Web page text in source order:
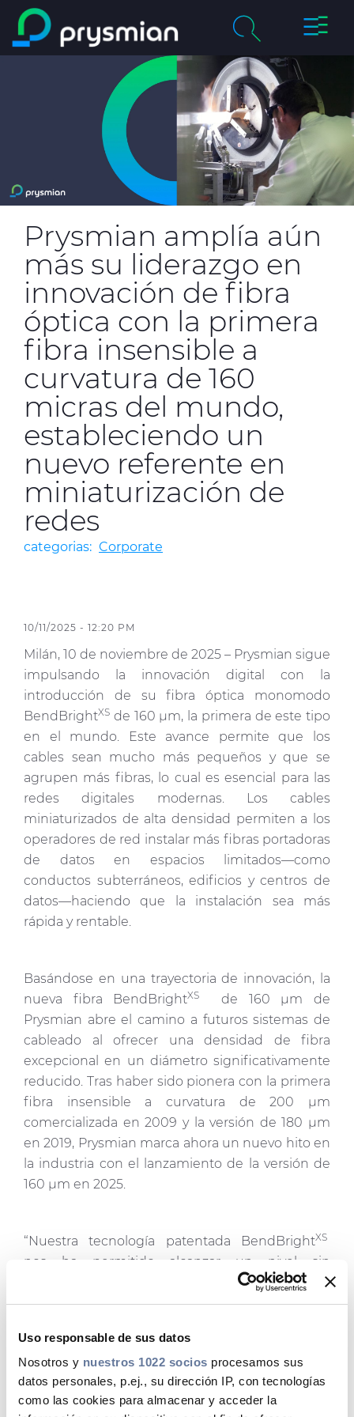
Uso responsable de sus datos
Nosotros y nuestros 1022 socios procesamos sus
datos personales, p.ej., su dirección IP, con tecnologías
como las cookies para almacenar y acceder la
Saltar al contenido
principal
chevron_right
Centro de Productos
Catálogos Online
Certificados de Calidad
Proyectos
Sostenibilidad
Media
Buscador Dop
People & Careers
Contáctanos
Web Global
CABLEAPP PRY CABLEAPP GC
Prysmian amplía aún
más su liderazgo en
innovación de fibra
óptica con la primera
fibra insensible a
curvatura de 160
micras del mundo,
estableciendo un
nuevo referente en
miniaturización de
redes
categorias: Corporate
10/11/2025 - 12:20 PM
Milán, 10 de noviembre de 2025 – Prysmian sigue
impulsando la innovación digital con la
introducción de su fibra óptica monomodo
BendBrightXS de 160 µm, la primera de este tipo
en el mundo. Este avance permite que los
cables sean mucho más pequeños y que se
agrupen más fibras, lo cual es esencial para las
redes digitales modernas. Los cables
miniaturizados de alta densidad permiten a los
operadores de red instalar más fibras portadoras
de datos en espacios limitados—como
conductos subterráneos, edificios y centros de
datos—haciendo que la instalación sea más
rápida y rentable.
Basándose en una trayectoria de innovación, la
nueva fibra BendBrightXS
de 160 µm de
Prysmian abre el camino a futuros sistemas de
cableado al ofrecer una densidad de fibra
excepcional en un diámetro significativamente
reducido. Tras haber sido pionera con la primera
fibra insensible a curvatura de 200 µm
comercializada en 2009 y la versión de 180 µm
en 2019, Prysmian marca ahora un nuevo hito en
la industria con el lanzamiento de la versión de
160 µm en 2025.
“Nuestra tecnología patentada BendBrightXS
nos ha permitido alcanzar un nivel sin
precedentes de miniaturización de la fibra”,
afirma Ian Griffiths, Vicepresidente de I+D del
“BendBrightXS 160 µm permite a los
diseñadores de cables reducir
drásticamente sus dimensiones y alcanzar
densidades récord”.